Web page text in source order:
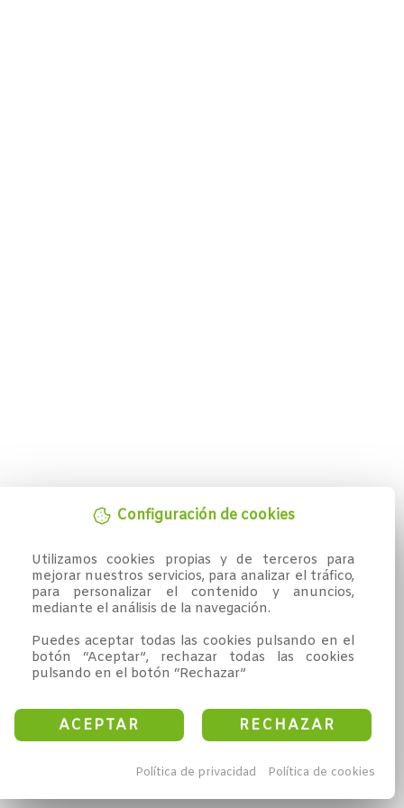
Configuración de cookies
Utilizamos cookies propias y de terceros para
mejorar nuestros servicios, para analizar el tráfico,
para personalizar el contenido y anuncios,
mediante el análisis de la navegación.
Puedes aceptar todas las cookies pulsando en el
botón “Aceptar”, rechazar todas las cookies
pulsando en el botón “Rechazar”
ACEPTAR RECHAZAR
Política de privacidad Política de cookies